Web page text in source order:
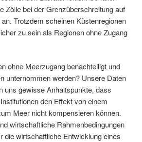
Zölle bei der Grenzüberschreitung auf
Trotzdem scheinen Küstenregionen
zu sein als Regionen ohne Zugang
ohne Meerzugang benachteiligt und
unternommen werden? Unsere Daten
uns gewisse Anhaltspunkte, dass
den Effekt von einem
Meer nicht kompensieren können.
wirtschaftliche Rahmenbedingungen
die wirtschaftliche Entwicklung eines